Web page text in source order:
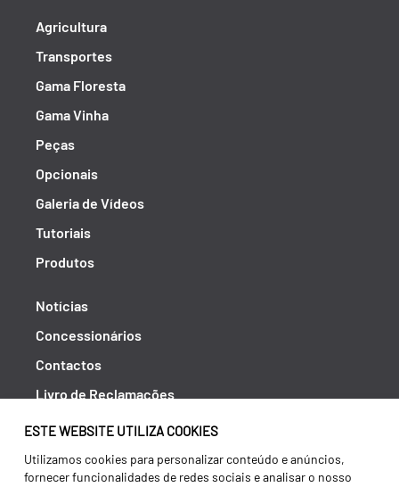
ESTE WEBSITE UTILIZA COOKIES
Utilizamos cookies para personalizar conteúdo e anúncios,
fornecer funcionalidades de redes sociais e analisar o nosso
Agricultura
Transportes
Gama Floresta
Gama Vinha
Peças
Opcionais
Galeria de Vídeos
Tutoriais
Produtos
Notícias
Concessionários
Contactos
Livro de Reclamações
Política de Privacidade
Canal de Denúncias (RGPC)
Termos e condições